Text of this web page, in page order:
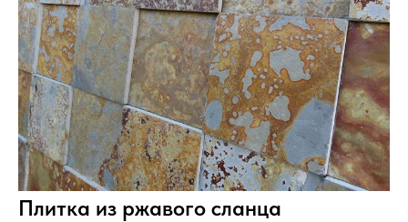
Плитка из ржавого сланца